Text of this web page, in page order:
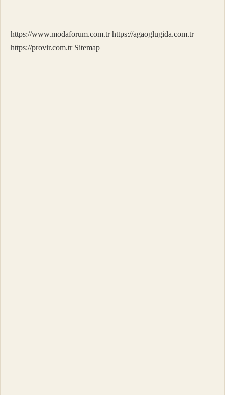
https://www.modaforum.com.tr https://agaoglugida.com.tr
https://provir.com.tr Sitemap